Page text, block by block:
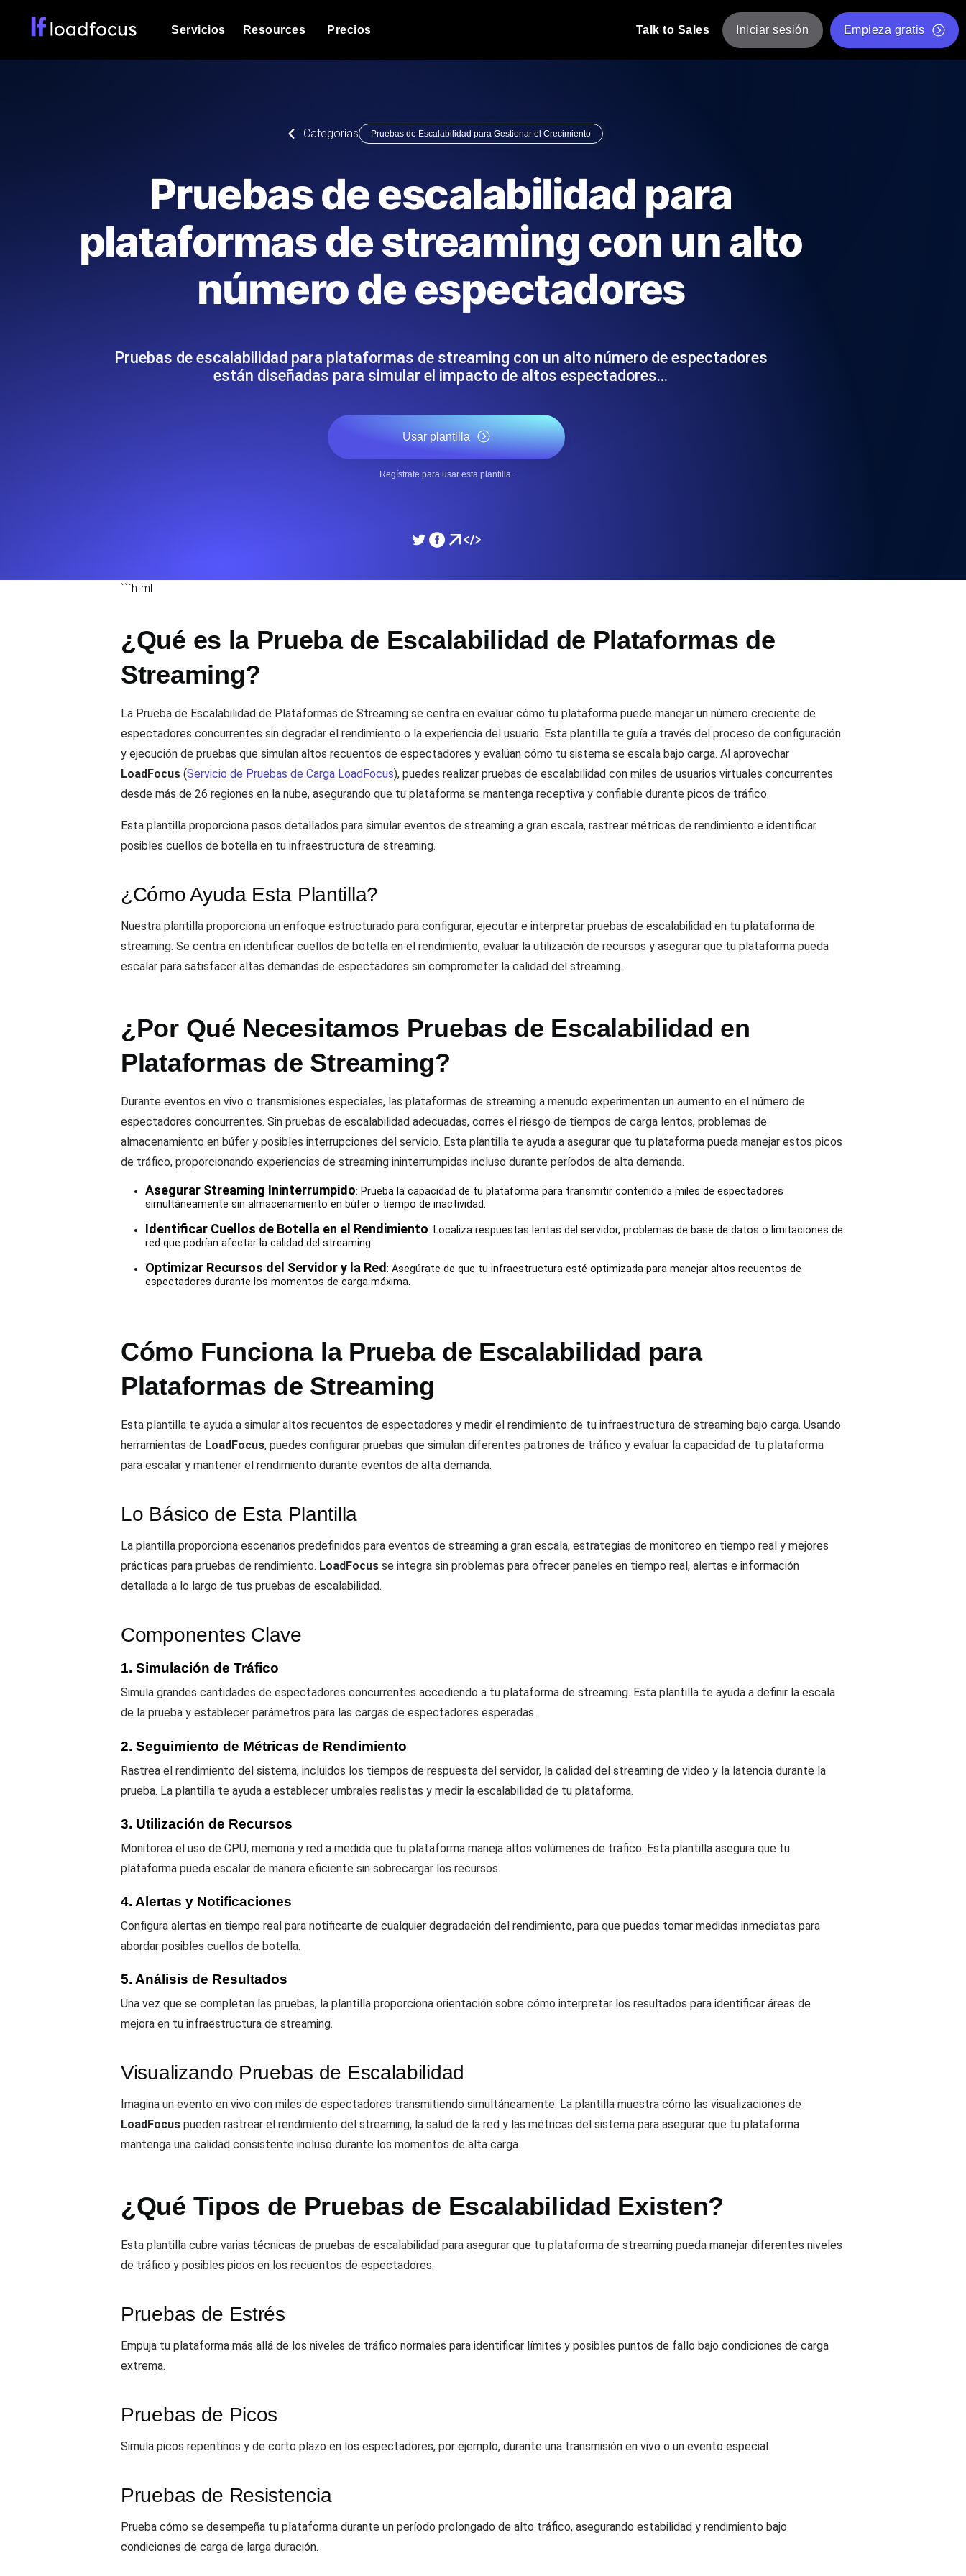
Servicios
ubicaciones cloud con análisis de IA.
tecnológico.
Load testing liderado por expertos: escribimos los scripts JMeter o k6,
los ejecutamos a escala y entregamos el informe.
Sondas always-on de uptime y rendimiento desde 25+ ubicaciones.
Detecta caídas antes que tus usuarios.
Uptime Monitoring para sitios web y APIs. Gratis para empezar.
Checks automáticos de certificados SSL y alertas de caducidad.
Gratis para empezar.
Heartbeat monitoring para cron jobs y tareas programadas. Gratis
DNS Monitoring
Monitores como YAML, JS y MCP
Resources
Explorar categorías de
glosario
Explorar categorías de
alternativas
Blog de producto
Leer más en el blog
Leer más en el blog
Comprobador de estado de API
Lista de herramientas web gratuitas
Precios Talk to Sales Iniciar sesión Empieza gratis
Categorías Pruebas de Escalabilidad para Gestionar el Crecimiento
Pruebas de escalabilidad para
plataformas de streaming con un alto
número de espectadores
Pruebas de escalabilidad para plataformas de streaming con un alto número de espectadores
están diseñadas para simular el impacto de altos espectadores…
Usar plantilla
Regístrate para usar esta plantilla.
```html
¿Qué es la Prueba de Escalabilidad de Plataformas de
Streaming?
La Prueba de Escalabilidad de Plataformas de Streaming se centra en evaluar cómo tu plataforma puede manejar un número creciente de
espectadores concurrentes sin degradar el rendimiento o la experiencia del usuario. Esta plantilla te guía a través del proceso de configuración
y ejecución de pruebas que simulan altos recuentos de espectadores y evalúan cómo tu sistema se escala bajo carga. Al aprovechar
LoadFocus (Servicio de Pruebas de Carga LoadFocus), puedes realizar pruebas de escalabilidad con miles de usuarios virtuales concurrentes
desde más de 26 regiones en la nube, asegurando que tu plataforma se mantenga receptiva y confiable durante picos de tráfico.
Esta plantilla proporciona pasos detallados para simular eventos de streaming a gran escala, rastrear métricas de rendimiento e identificar
posibles cuellos de botella en tu infraestructura de streaming.
¿Cómo Ayuda Esta Plantilla?
Nuestra plantilla proporciona un enfoque estructurado para configurar, ejecutar e interpretar pruebas de escalabilidad en tu plataforma de
streaming. Se centra en identificar cuellos de botella en el rendimiento, evaluar la utilización de recursos y asegurar que tu plataforma pueda
escalar para satisfacer altas demandas de espectadores sin comprometer la calidad del streaming.
¿Por Qué Necesitamos Pruebas de Escalabilidad en
Plataformas de Streaming?
Durante eventos en vivo o transmisiones especiales, las plataformas de streaming a menudo experimentan un aumento en el número de
espectadores concurrentes. Sin pruebas de escalabilidad adecuadas, corres el riesgo de tiempos de carga lentos, problemas de
almacenamiento en búfer y posibles interrupciones del servicio. Esta plantilla te ayuda a asegurar que tu plataforma pueda manejar estos picos
de tráfico, proporcionando experiencias de streaming ininterrumpidas incluso durante períodos de alta demanda.
Asegurar Streaming Ininterrumpido: Prueba la capacidad de tu plataforma para transmitir contenido a miles de espectadores
simultáneamente sin almacenamiento en búfer o tiempo de inactividad.
Identificar Cuellos de Botella en el Rendimiento: Localiza respuestas lentas del servidor, problemas de base de datos o limitaciones de
red que podrían afectar la calidad del streaming.
Optimizar Recursos del Servidor y la Red : Asegúrate de que tu infraestructura esté optimizada para manejar altos recuentos de
espectadores durante los momentos de carga máxima.
Cómo Funciona la Prueba de Escalabilidad para
Plataformas de Streaming
Esta plantilla te ayuda a simular altos recuentos de espectadores y medir el rendimiento de tu infraestructura de streaming bajo carga. Usando
herramientas de LoadFocus, puedes configurar pruebas que simulan diferentes patrones de tráfico y evaluar la capacidad de tu plataforma
para escalar y mantener el rendimiento durante eventos de alta demanda.
Lo Básico de Esta Plantilla
La plantilla proporciona escenarios predefinidos para eventos de streaming a gran escala, estrategias de monitoreo en tiempo real y mejores
prácticas para pruebas de rendimiento. LoadFocus se integra sin problemas para ofrecer paneles en tiempo real, alertas e información
detallada a lo largo de tus pruebas de escalabilidad.
Componentes Clave
1. Simulación de Tráfico
Simula grandes cantidades de espectadores concurrentes accediendo a tu plataforma de streaming. Esta plantilla te ayuda a definir la escala
de la prueba y establecer parámetros para las cargas de espectadores esperadas.
2. Seguimiento de Métricas de Rendimiento
Rastrea el rendimiento del sistema, incluidos los tiempos de respuesta del servidor, la calidad del streaming de video y la latencia durante la
prueba. La plantilla te ayuda a establecer umbrales realistas y medir la escalabilidad de tu plataforma.
3. Utilización de Recursos
Monitorea el uso de CPU, memoria y red a medida que tu plataforma maneja altos volúmenes de tráfico. Esta plantilla asegura que tu
plataforma pueda escalar de manera eficiente sin sobrecargar los recursos.
4. Alertas y Notificaciones
Configura alertas en tiempo real para notificarte de cualquier degradación del rendimiento, para que puedas tomar medidas inmediatas para
abordar posibles cuellos de botella.
5. Análisis de Resultados
Una vez que se completan las pruebas, la plantilla proporciona orientación sobre cómo interpretar los resultados para identificar áreas de
mejora en tu infraestructura de streaming.
Visualizando Pruebas de Escalabilidad
Imagina un evento en vivo con miles de espectadores transmitiendo simultáneamente. La plantilla muestra cómo las visualizaciones de
LoadFocus pueden rastrear el rendimiento del streaming, la salud de la red y las métricas del sistema para asegurar que tu plataforma
mantenga una calidad consistente incluso durante los momentos de alta carga.
¿Qué Tipos de Pruebas de Escalabilidad Existen?
Esta plantilla cubre varias técnicas de pruebas de escalabilidad para asegurar que tu plataforma de streaming pueda manejar diferentes niveles
de tráfico y posibles picos en los recuentos de espectadores.
Pruebas de Estrés
Empuja tu plataforma más allá de los niveles de tráfico normales para identificar límites y posibles puntos de fallo bajo condiciones de carga
extrema.
Pruebas de Picos
Simula picos repentinos y de corto plazo en los espectadores, por ejemplo, durante una transmisión en vivo o un evento especial.
Pruebas de Resistencia
Prueba cómo se desempeña tu plataforma durante un período prolongado de alto tráfico, asegurando estabilidad y rendimiento bajo
condiciones de carga de larga duración.